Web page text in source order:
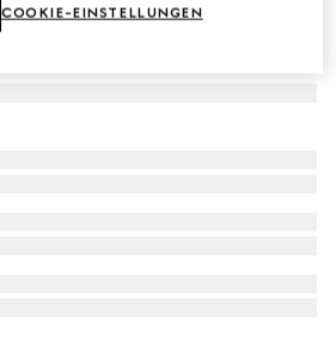
COOKIE-EINSTELLUNGEN